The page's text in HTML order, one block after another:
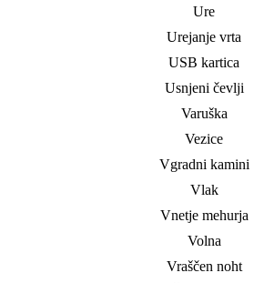
Ure
Urejanje vrta
USB kartica
Usnjeni čevlji
Varuška
Vezice
Vgradni kamini
Vlak
Vnetje mehurja
Volna
Vraščen noht